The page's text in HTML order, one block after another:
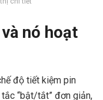
nó hoạt
độ tiết kiệm pin
“bật/tắt” đơn giản,